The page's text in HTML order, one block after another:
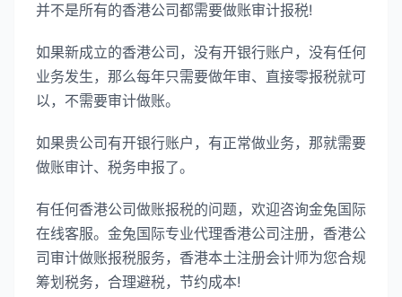
并不是所有的香港公司都需要做账审计报税!
如果新成立的香港公司，没有开银行账户，没有任何
业务发生，那么每年只需要做年审、直接零报税就可
以，不需要审计做账。
如果贵公司有开银行账户，有正常做业务，那就需要
做账审计、税务申报了。
有任何香港公司做账报税的问题，欢迎咨询金兔国际
在线客服。金兔国际专业代理香港公司注册，香港公
司审计做账报税服务，香港本土注册会计师为您合规
筹划税务，合理避税，节约成本!